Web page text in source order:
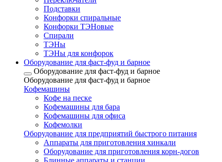
Подставки
Конфорки спиральные
Конфорки ТЭНовые
Спирали
ТЭНы
ТЭНы для конфорок
Оборудование для фаст-фуд и барное
Оборудование для фаст-фуд и барное
Оборудование для фаст-фуд и барное
Кофемашины
Кофе на песке
Кофемашины для бара
Кофемашины для офиса
Кофемолки
Оборудование для предприятий быстрого питания
Аппараты для приготовления хинкали
Оборудование для приготовления корн-догов
Блинные аппараты и станции